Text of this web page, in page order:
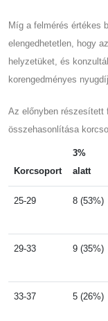
Míg a felmérés értékes
elengedhetetlen, hogy
helyzetüket, és
korengedményes
Az előnyben részesített
összehasonlítása
Korcsoport
3%
alatt
25-29 8 (53%)
29-33 9 (35%)
33-37 5 (26%)